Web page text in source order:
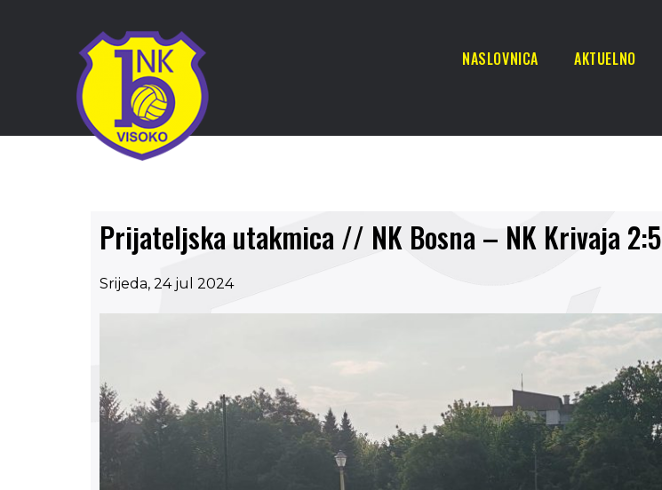
NASLOVNICA AKTUELNO
Prijateljska utakmica // NK Bosna – NK Krivaja 2:5
Srijeda, 24 jul 2024